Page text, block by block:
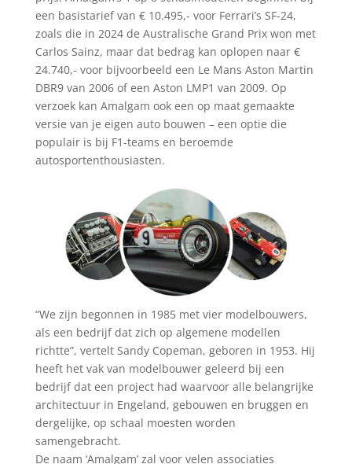
een basistarief van € 10.495,- voor Ferrari’s SF-24,
zoals die in 2024 de Australische Grand Prix won met
Carlos Sainz, maar dat bedrag kan oplopen naar €
24.740,- voor bijvoorbeeld een Le Mans Aston Martin
DBR9 van 2006 of een Aston LMP1 van 2009. Op
verzoek kan Amalgam ook een op maat gemaakte
versie van je eigen auto bouwen – een optie die
populair is bij F1-teams en beroemde
autosportenthousiasten.
“We zijn begonnen in 1985 met vier modelbouwers,
als een bedrijf dat zich op algemene modellen
richtte”, vertelt Sandy Copeman, geboren in 1953. Hij
heeft het vak van modelbouwer geleerd bij een
bedrijf dat een project had waarvoor alle belangrijke
architectuur in Engeland, gebouwen en bruggen en
dergelijke, op schaal moesten worden
samengebracht.
De naam ‘Amalgam’ zal voor velen associaties